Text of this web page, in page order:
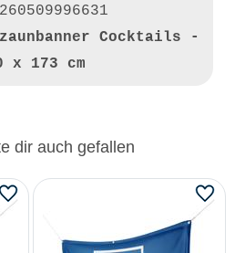
Cocktails -
x 173 cm
dir auch gefallen